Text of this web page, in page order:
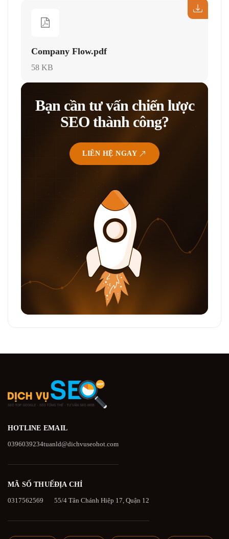
Company Flow.pdf
58 KB
Bạn cần tư vấn chiến lược
SEO thành công?
LIÊN HỆ NGAY
HOTLINE
0396039234
EMAIL
tuanld@dichvuseohot.com
MÃ SỐ THUẾ
0317562569
ĐỊA CHỈ
55/4 Tân Chánh Hiệp 17, Quận 12